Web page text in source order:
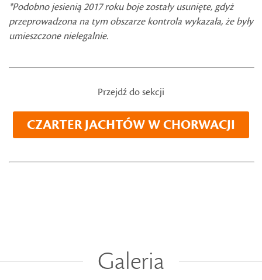
*Podobno jesienią 2017 roku boje zostały usunięte, gdyż
przeprowadzona na tym obszarze kontrola wykazała, że były
umieszczone nielegalnie.
Przejdź do sekcji
CZARTER JACHTÓW W CHORWACJI
Galeria